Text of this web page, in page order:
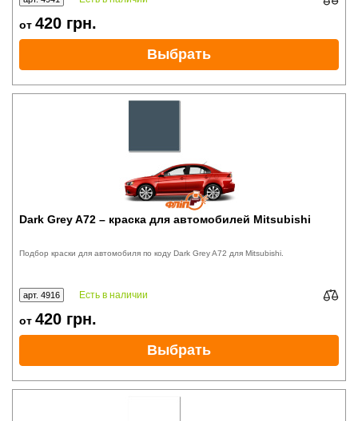
от 420 грн.
Выбрать
Dark Grey A72 – краска для автомобилей Mitsubishi
Подбор краски для автомобиля по коду Dark Grey A72 для Mitsubishi.
арт. 4916 Есть в наличии
от 420 грн.
Выбрать